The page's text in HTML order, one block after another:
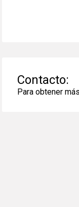
Contacto:
Para obtener